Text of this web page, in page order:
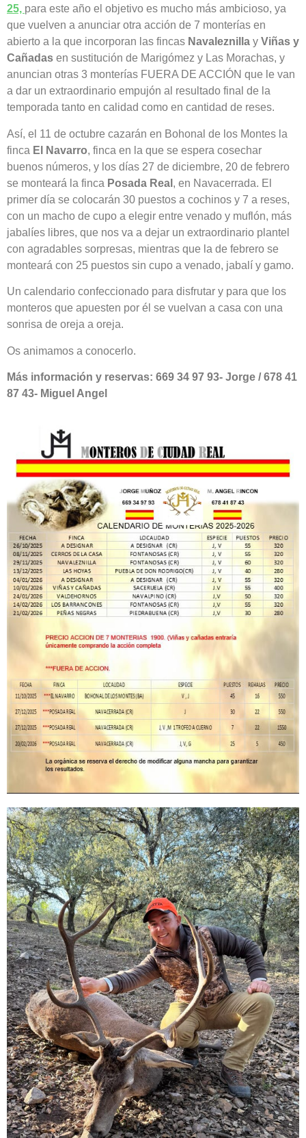
25, para este año el objetivo es mucho más ambicioso, ya
que vuelven a anunciar otra acción de 7 monterías en
abierto a la que incorporan las fincas Navaleznilla y Viñas y
Cañadas en sustitución de Marigómez y Las Morachas, y
anuncian otras 3 monterías FUERA DE ACCIÓN que le van
a dar un extraordinario empujón al resultado final de la
temporada tanto en calidad como en cantidad de reses.
Así, el 11 de octubre cazarán en Bohonal de los Montes la
finca El Navarro, finca en la que se espera cosechar
buenos números, y los días 27 de diciembre, 20 de febrero
se monteará la finca Posada Real , en Navacerrada. El
primer día se colocarán 30 puestos a cochinos y 7 a reses,
con un macho de cupo a elegir entre venado y muflón, más
jabalíes libres, que nos va a dejar un extraordinario plantel
con agradables sorpresas, mientras que la de febrero se
monteará con 25 puestos sin cupo a venado, jabalí y gamo.
Un calendario confeccionado para disfrutar y para que los
monteros que apuesten por él se vuelvan a casa con una
sonrisa de oreja a oreja.
Os animamos a conocerlo.
Más información y reservas: 669 34 97 93- Jorge / 678 41
87 43- Miguel Angel